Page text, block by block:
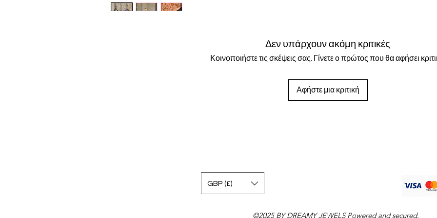
Δεν υπάρχουν ακόμη κριτικές
Κοινοποιήστε τις σκέψεις σας. Γίνετε ο πρώτος που θα αφήσει
Αφήστε μια κριτική
GBP (£)
©2025 BY DREAMY JEWELS Powered and secured.